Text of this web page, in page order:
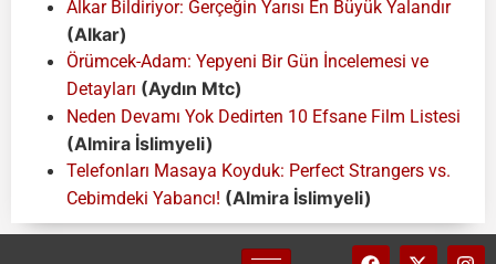
Alkar Bildiriyor: Gerçeğin Yarısı En Büyük Yalandır
(Alkar)
Örümcek-Adam: Yepyeni Bir Gün İncelemesi ve
Detayları (Aydın Mtc)
Neden Devamı Yok Dedirten 10 Efsane Film Listesi
(Almira İslimyeli)
Telefonları Masaya Koyduk: Perfect Strangers vs.
Cebimdeki Yabancı! (Almira İslimyeli)